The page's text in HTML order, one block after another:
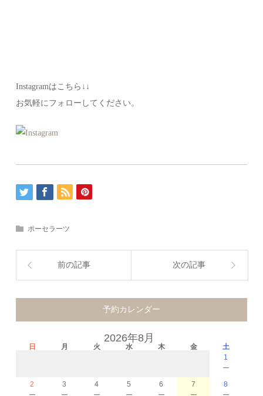
Instagramはこちら↓↓
お気軽にフォローしてください。
ポーセラーツ
前の記事 次の記事
予約カレンダー
2026年8月
日 月 火 水 木 金
土
1
－
2 3 4 5 6 7 8